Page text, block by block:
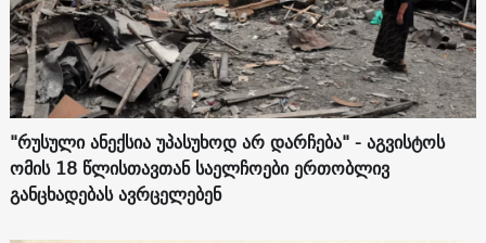
"რუსული ანექსია უპასუხოდ არ დარჩება" - აგვისტოს
ომის 18 წლისთავთან საელჩოები ერთობლივ
განცხადებას ავრცელებენ